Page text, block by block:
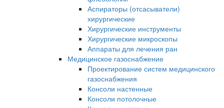
Аспираторы (отсасыватели)
хирургические
Хирургические инструменты
Хирургические микроскопы
Аппараты для лечения ран
Медицинское газоснабжение
Проектирование систем медицинского
газоснабжения
Консоли настенные
Консоли потолочные